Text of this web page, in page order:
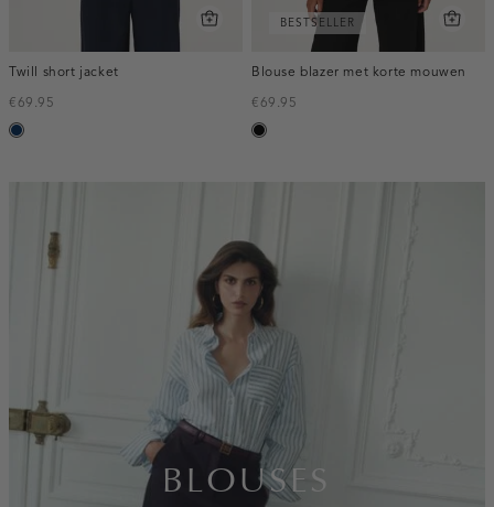
Twill short jacket
€69.95
donkerblauw
BESTSELLER
Blouse blazer met korte mouwen
€69.95
zwart
BLOUSES